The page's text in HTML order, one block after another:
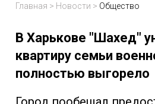
Главная > Новости > Общество
В Харькове "Шахед"
квартиру семьи
полностью выгорело